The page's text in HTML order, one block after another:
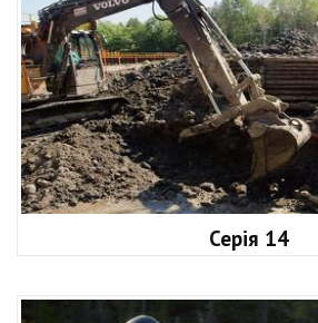
Серія 14